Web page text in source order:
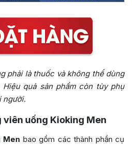
phải là thuốc và không thể dùng
quả sản phẩm còn tùy phụ
người.
viên uống Kioking Men
Men bao gồm các thành phần cụ